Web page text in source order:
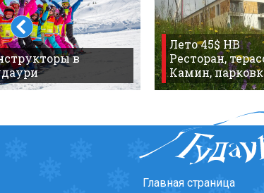
Форум>
в
Лето 45$ HB
Ресторан,
Камин,
Главная страница
Отели
% Горячие предложения
Долгосрочная аренда
Казбеги
Визы и Документы